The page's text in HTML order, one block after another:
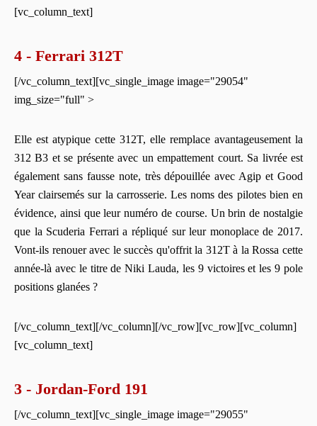
[vc_column_text]
4 - Ferrari 312T
[/vc_column_text][vc_single_image image="29054"
img_size="full" >
Elle est atypique cette 312T, elle remplace avantageusement la
312 B3 et se présente avec un empattement court. Sa livrée est
également sans fausse note, très dépouillée avec Agip et Good
Year clairsemés sur la carrosserie. Les noms des pilotes bien en
évidence, ainsi que leur numéro de course. Un brin de nostalgie
que la Scuderia Ferrari a répliqué sur leur monoplace de 2017.
Vont-ils renouer avec le succès qu'offrit la 312T à la Rossa cette
année-là avec le titre de Niki Lauda, les 9 victoires et les 9 pole
positions glanées ?
[/vc_column_text][/vc_column][/vc_row][vc_row][vc_column]
[vc_column_text]
3 - Jordan-Ford 191
[/vc_column_text][vc_single_image image="29055"